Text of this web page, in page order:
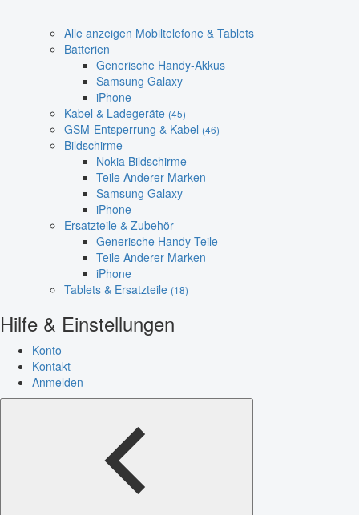
Alle anzeigen Mobiltelefone & Tablets
Batterien
Generische Handy-Akkus
Samsung Galaxy
iPhone
Kabel & Ladegeräte (45)
GSM-Entsperrung & Kabel (46)
Bildschirme
Nokia Bildschirme
Teile Anderer Marken
Samsung Galaxy
iPhone
Ersatzteile & Zubehör
Generische Handy-Teile
Teile Anderer Marken
iPhone
Tablets & Ersatzteile (18)
Hilfe & Einstellungen
Konto
Kontakt
Anmelden